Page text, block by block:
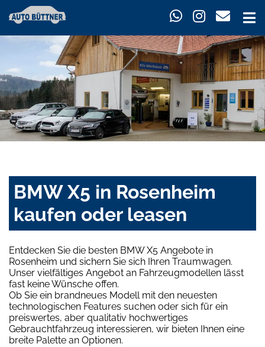
BMW X5 in Rosenheim
kaufen oder leasen
Entdecken Sie die besten BMW X5 Angebote in
Rosenheim und sichern Sie sich Ihren Traumwagen.
Unser vielfältiges Angebot an Fahrzeugmodellen lässt
fast keine Wünsche offen.
Ob Sie ein brandneues Modell mit den neuesten
technologischen Features suchen oder sich für ein
preiswertes, aber qualitativ hochwertiges
Gebrauchtfahrzeug interessieren, wir bieten Ihnen eine
breite Palette an Optionen.